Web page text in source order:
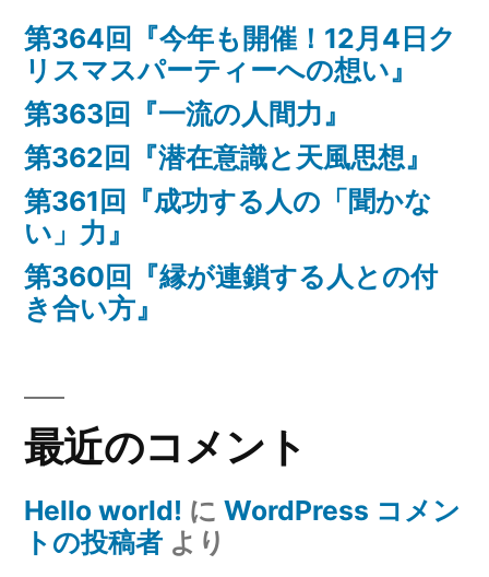
第364回『今年も開催！12月4日ク
リスマスパーティーへの想い』
第363回『一流の人間力』
第362回『潜在意識と天風思想』
第361回『成功する人の「聞かな
い」力』
第360回『縁が連鎖する人との付
き合い方』
最近のコメント
Hello world! に WordPress コメン
トの投稿者 より